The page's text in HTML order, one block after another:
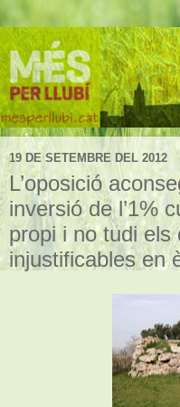
19 DE SETEMBRE DEL 2012
L’oposició
inversió de l’1%
propi i no tudi els
injustificables en